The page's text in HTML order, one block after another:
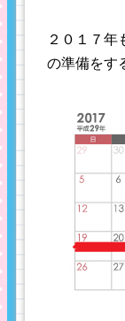
２０１７年
の準備をす